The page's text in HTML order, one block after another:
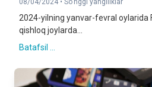
08/04/2024 • So'nggi yangiliklar
2024-yilning yanvar-fevral oylarida
qishloq joylarda...
Batafsil ...